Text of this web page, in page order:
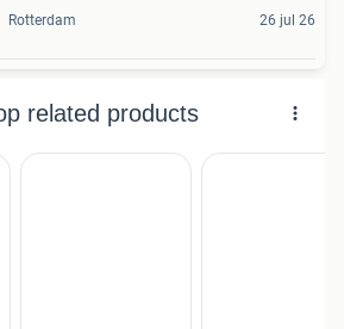
Rotterdam 26 jul 26